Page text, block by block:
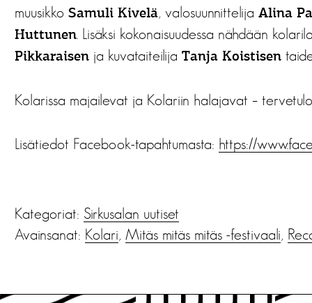
muusikko Samuli Kivelä, valosuunnittelija Alina
Huttunen . Lisäksi kokonaisuudessa nähdään
Pikkaraisen ja kuvataiteilija Tanja Koistisen
Kolarissa majailevat ja Kolariin halajavat –
Lisätiedot Facebook-tapahtumasta: https://
Kategoriat: Sirkusalan uutiset
Avainsanat: Kolari, Mitäs mitäs mitäs -festivaali,